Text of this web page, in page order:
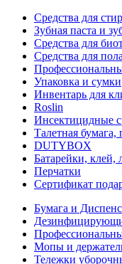
Средства для
Зубная паста и
Средства для
Средства для пола
Упаковка и сумки
Инвентарь для
Roslin
Инсектицидные
Талетная
DUTYBOX
Батарейки, клей,
Перчатки
Сертификат
Бумага и
Мопы и
Тележки